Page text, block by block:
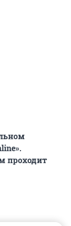
проходит